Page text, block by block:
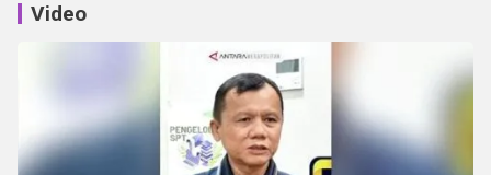
Video